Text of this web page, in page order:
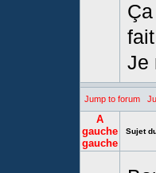
Je
Jump to forum
A
gauche
gauche
Sujet